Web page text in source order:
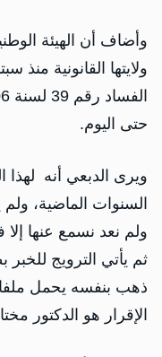
وأضاف أن الهيئة
حتى اليوم.
ويرى الدبعي أنه لهذا
السنوات الماضية،
ولم نعد نسمع عنها
ثم يأتي الترويج
ذهب بنفسه يحمل
الإقرار هو الدكتور